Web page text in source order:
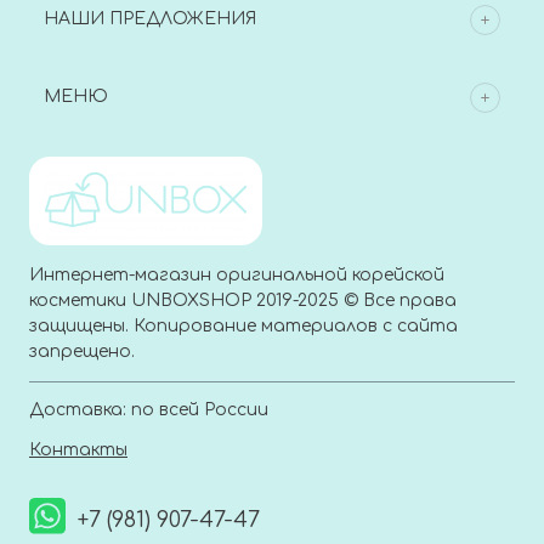
НАШИ ПРЕДЛОЖЕНИЯ
МЕНЮ
Интернет-магазин оригинальной корейской
косметики UNBOXSHOP 2019-2025 © Все права
защищены. Копирование материалов с сайта
запрещено.
Доставка: по всей России
Контакты
+7 (981) 907-47-47